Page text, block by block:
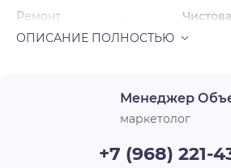
включать шесть домов, каждый
уникален, каждый —
30-этажная башня, вершина
высотной доминантой всего
проекта, несомненно, затмит
Ремонт
Менеджер
маркетолог
+7 (968) 221-